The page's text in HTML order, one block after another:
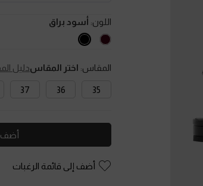
اللون: أسود براق
المقاس: اختر المقاسدليل
35
36
37
أضف
أضف إلى قائمة الرغبات